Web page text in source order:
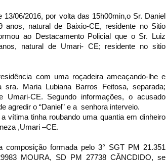
13/06/2016, por volta das 15h00min,o Sr. Daniel
anos, natural de Baixio-CE, residente no Sitio
ao Destacamento Policial que o Sr. Luiz
natural de Umari- CE; residente no sitio
com uma roçadeira ameaçando-lhe e
sra. Maria Lubiana Barros Feitosa, separada;
Umari-CE. Segundo informações, o acusado
agredir o “Daniel” e a senhora interveio.
vítima tinha roubando uma quantia em dinheiro
,Umari –CE.
composição formada pelo 3° SGT PM 21.351
MOURA, SD PM 27738 CÂNCDIDO, se